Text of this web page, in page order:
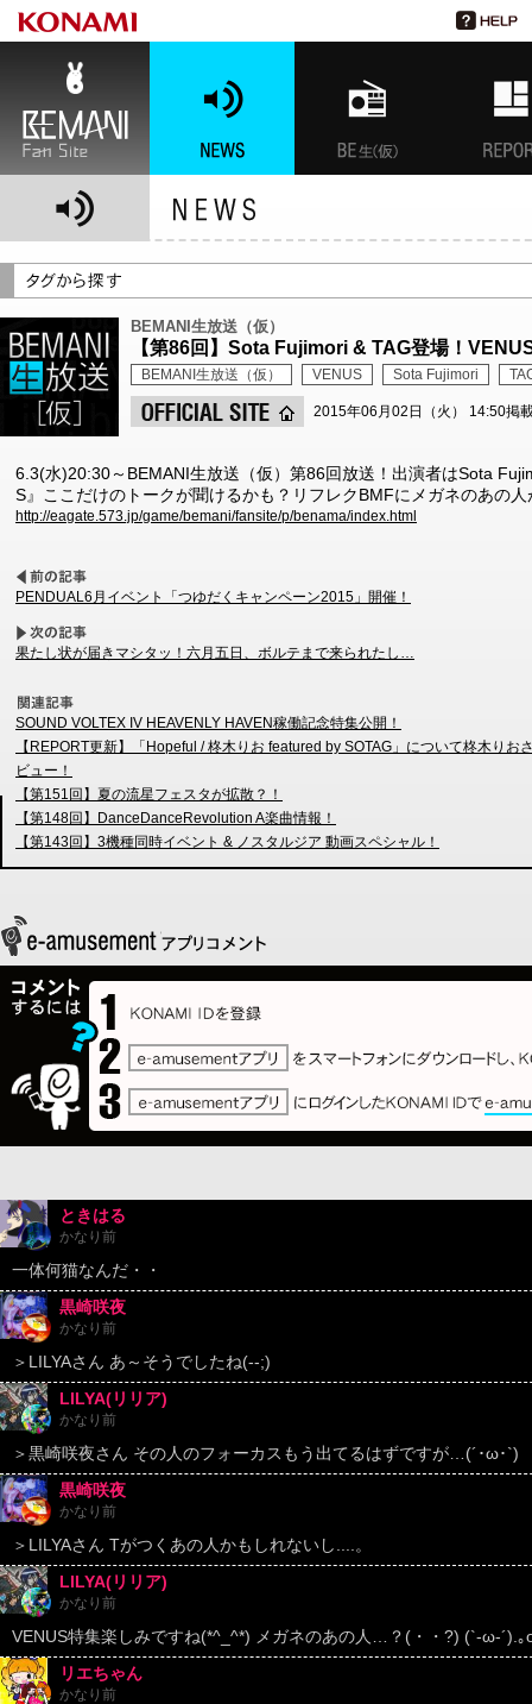
BEMANI生放送（仮）
【第86回】Sota Fujimori & TAG登場！
BEMANI生放送（仮） VENUS Sota Fujimori
2015年06月02日（火） 14:50掲
6.3(水)20:30～BEMANI生放送（仮）第86回放送！出演者はSota
S』ここだけのトークが聞けるかも？リフレクBMFにメガネのあの
http://eagate.573.jp/game/bemani/fansite/p/benama/index.html
PENDUAL6月イベント「つゆだくキャンペーン2015」開催！
果たし状が届きマシタッ！六月五日、ボルテまで来られたし…
SOUND VOLTEX IV HEAVENLY HAVEN稼働記念特集公開！
【REPORT更新】「Hopeful / 柊木りお featured by SOTAG」について柊木り
ビュー！
【第151回】夏の流星フェスタが拡散？！
【第148回】DanceDanceRevolution A楽曲情報！
【第143回】3機種同時イベント & ノスタルジア 動画スペシャル！
ときはる
かなり前
一体何猫なんだ・・
黒崎咲夜
かなり前
＞LILYAさん あ～そうでしたね(--;)
LILYA(リリア)
かなり前
＞黒崎咲夜さん その人のフォーカスもう出てるはずですが…(´･ω･`)
黒崎咲夜
かなり前
＞LILYAさん Tがつくあの人かもしれないし....。
LILYA(リリア)
かなり前
VENUS特集楽しみですね(*^_^*) メガネのあの人…？(・・?) (`-ω-
リエちゃん
かなり前